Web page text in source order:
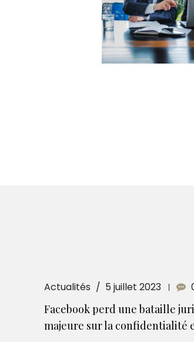
Actualités 5 juillet 2023
Facebook perd une bataille
majeure sur la confidentialité